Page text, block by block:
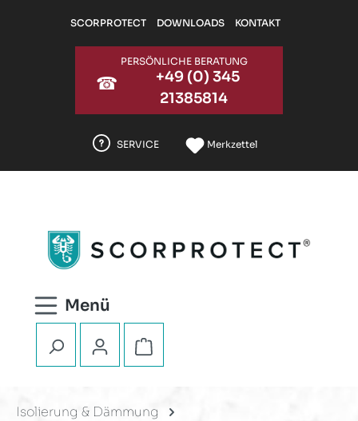
Zum Hauptinhalt springen
SCORPROTECT DOWNLOADS KONTAKT
☎
PERSÖNLICHE BERATUNG
+49 (0) 345
21385814
SERVICE Merkzettel
Warenkorb enthält 0
Isolierung & Dämmung